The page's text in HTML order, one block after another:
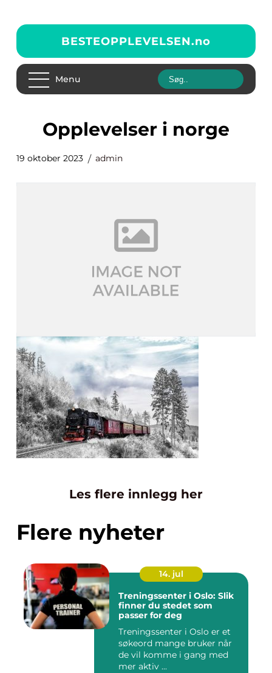
BESTEOPPLEVELSEN.no
Menu
opplevelser i norge
19 oktober 2023 admin
Les flere innlegg her
Flere nyheter
14. jul
Treningssenter i Oslo: Slik
finner du stedet som
passer for deg
Treningssenter i Oslo er et
søkeord mange bruker når
de vil komme i gang med
mer aktiv ...